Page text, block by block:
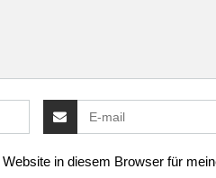
in diesem Browser für